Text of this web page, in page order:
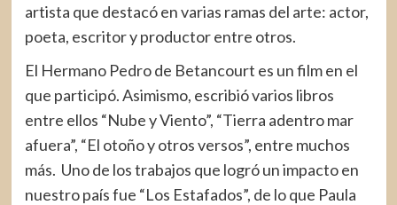
artista que destacó en varias ramas del arte: actor,
poeta, escritor y productor entre otros.
El Hermano Pedro de Betancourt es un film en el
que participó. Asimismo, escribió varios libros
entre ellos “Nube y Viento”, “Tierra adentro mar
afuera”, “El otoño y otros versos”, entre muchos
más. Uno de los trabajos que logró un impacto en
nuestro país fue “Los Estafados”, de lo que Paula